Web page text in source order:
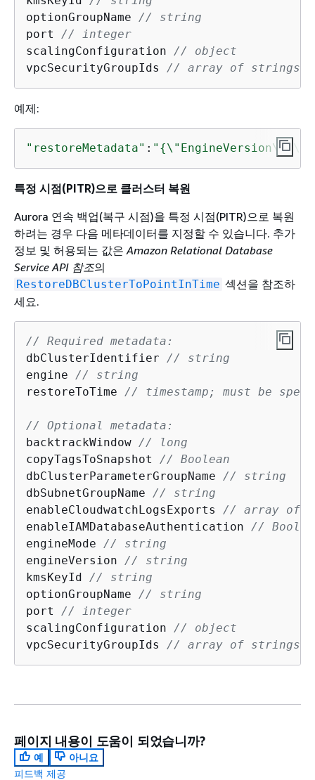
optionGroupName // string
port // integer
scalingConfiguration // object
vpcSecurityGroupIds // array of strings
예제:
"restoreMetadata" : " {
특정 시점(PITR)으로 클러스터 복원
Aurora 연속 백업(복구 시점)을 특정 시점(PITR)으로 복원
하려는 경우 다음 메타데이터를 지정할 수 있습니다. 추가
정보 및 허용되는 값은Amazon Relational Database
Service API 참조의
RestoreDBClusterToPointInTime 섹션을 참조하
세요.
// Required metadata:
dbClusterIdentifier // string
engine // string
restoreToTime // timestamp; must be
// Optional metadata:
backtrackWindow // long
copyTagsToSnapshot // Boolean
dbClusterParameterGroupName // string
dbSubnetGroupName // string
enableCloudwatchLogsExports // array of
enableIAMDatabaseAuthentication //
engineMode // string
engineVersion // string
kmsKeyId // string
optionGroupName // string
port // integer
scalingConfiguration // object
vpcSecurityGroupIds // array of strings
페이지 내용이 도움이 되었습니까?
예
아니요
피드백 제공